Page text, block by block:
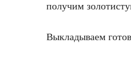
получим
Выкладываем